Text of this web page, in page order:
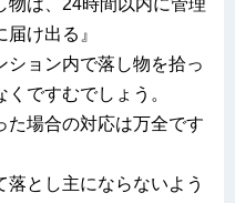
物は、24時間以内に管理
け出る』
ション内で落し物を拾っ
ですむでしょう。
た場合の対応は万全です
とし主にならないよう